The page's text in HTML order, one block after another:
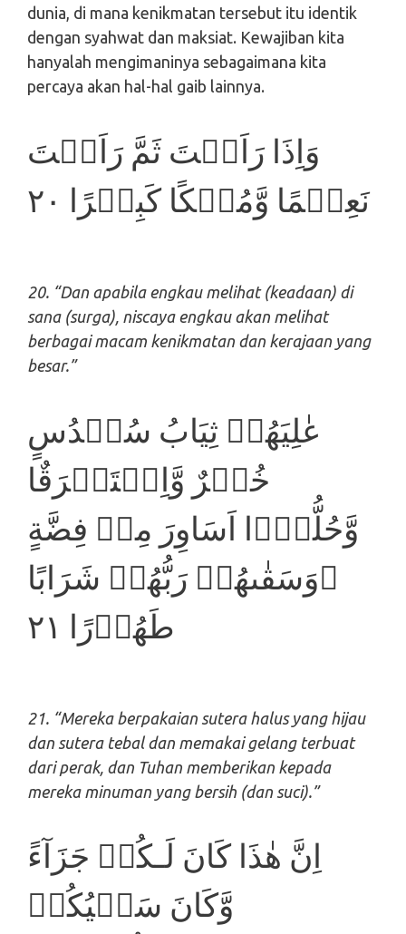
dunia, di mana kenikmatan tersebut itu identik
dengan syahwat dan maksiat. Kewajiban kita
hanyalah mengimaninya sebagaimana kita
percaya akan hal-hal gaib lainnya.
وَاِذَا رَاَيۡتَ ثَمَّ رَاَيۡتَ
نَعِيۡمًا وَّمُلۡكًا كَبِيۡرًا‏ ٢٠
20. “Dan apabila engkau melihat (keadaan) di
sana (surga), niscaya engkau akan melihat
berbagai macam kenikmatan dan kerajaan yang
besar.”
عٰلِيَهُمۡ ثِيَابُ سُنۡدُسٍ
خُضۡرٌ وَّاِسۡتَبۡرَقٌا
وَّحُلُّوۡۤا اَسَاوِرَ مِنۡ فِضَّةٍ
​ۚوَسَقٰٮهُمۡ رَبُّهُمۡ شَرَابًا
طَهُوۡرًا‏‏ ٢١
21. “Mereka berpakaian sutera halus yang hijau
dan sutera tebal dan memakai gelang terbuat
dari perak, dan Tuhan memberikan kepada
mereka minuman yang bersih (dan suci).”
اِنَّ هٰذَا كَانَ لَـكُمۡ جَزَآءً
وَّكَانَ سَعۡيُكُمۡ